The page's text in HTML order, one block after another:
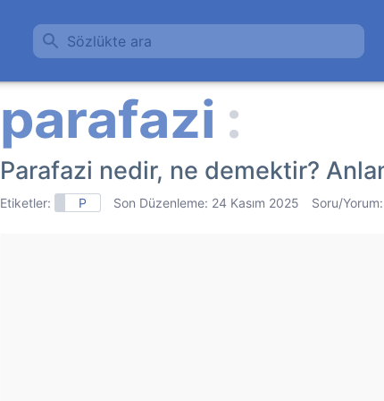
Sözlükte ara
Parafazi nedir, ne demektir?
Etiketler: P Son Düzenleme: 24 Kasım 2025 Soru/